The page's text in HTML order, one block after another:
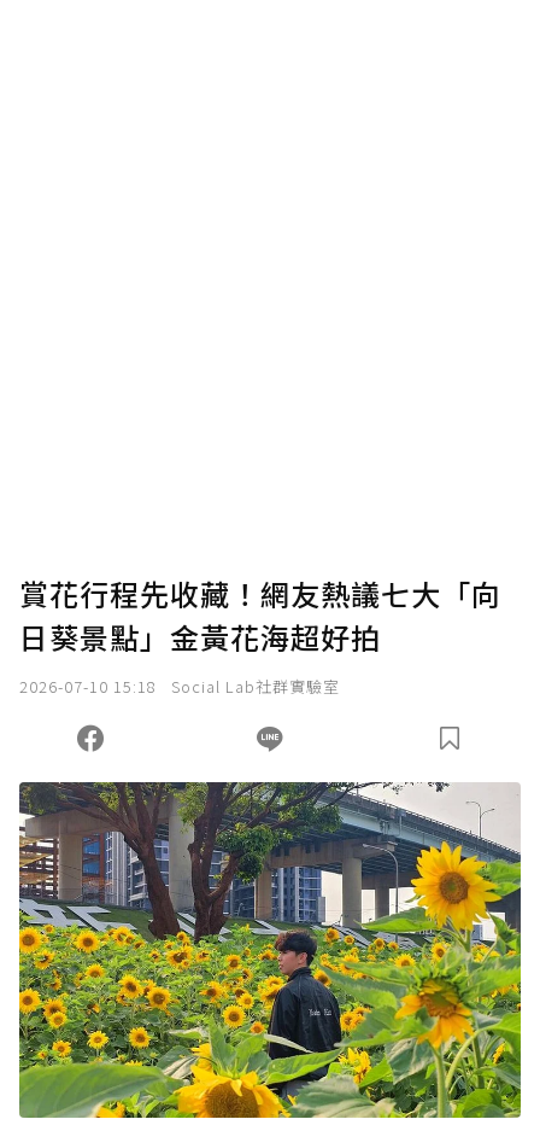
賞花行程先收藏！網友熱議七大「向
日葵景點」金黃花海超好拍
2026-07-10 15:18 Social Lab社群實驗室